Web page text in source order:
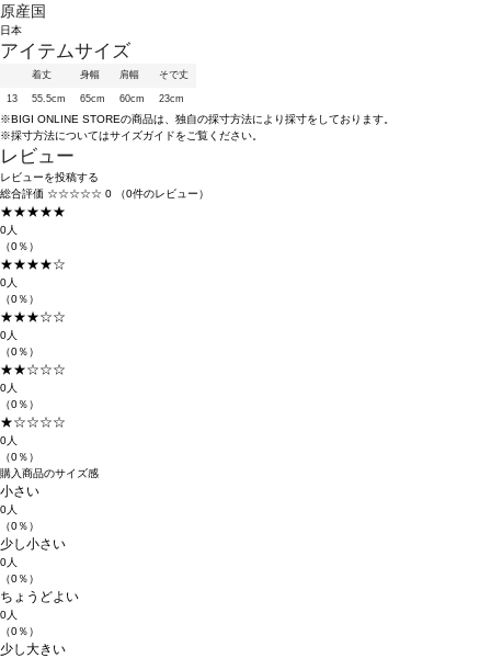
原産国
日本
アイテムサイズ
着丈 身幅 肩幅 そで丈
13 55.5cm 65cm 60cm 23cm
※BIGI ONLINE STOREの商品は、独自の採寸方法により採寸をしております。
※採寸方法についてはサイズガイドをご覧ください。
レビュー
レビューを投稿する
総合評価 ☆☆☆☆☆ 0 （0件のレビュー）
★★★★★
0人
（0％）
★★★★☆
0人
（0％）
★★★☆☆
0人
（0％）
★★☆☆☆
0人
（0％）
★☆☆☆☆
0人
（0％）
購入商品のサイズ感
小さい
0人
（0％）
少し小さい
0人
（0％）
ちょうどよい
0人
（0％）
少し大きい